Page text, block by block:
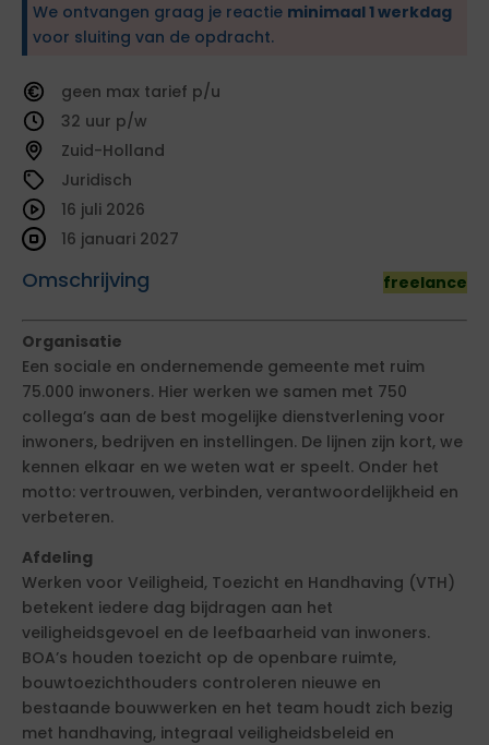
We ontvangen graag je reactie minimaal 1 werkdag
voor sluiting van de opdracht.
geen
tarief
32
Zuid-Holland
Juridisch
Omschrijving freelance
16 juli 2026
16 januari 2027
Organisatie
Een sociale en ondernemende gemeente met ruim
75.000 inwoners. Hier werken we samen met 750
collega’s aan de best mogelijke dienstverlening voor
inwoners, bedrijven en instellingen. De lijnen zijn kort, we
kennen elkaar en we weten wat er speelt. Onder het
motto: vertrouwen, verbinden, verantwoordelijkheid en
verbeteren.
Afdeling
Werken voor Veiligheid, Toezicht en Handhaving (VTH)
betekent iedere dag bijdragen aan het
veiligheidsgevoel en de leefbaarheid van inwoners.
BOA’s houden toezicht op de openbare ruimte,
bouwtoezichthouders controleren nieuwe en
bestaande bouwwerken en het team houdt zich bezig
met handhaving, integraal veiligheidsbeleid en